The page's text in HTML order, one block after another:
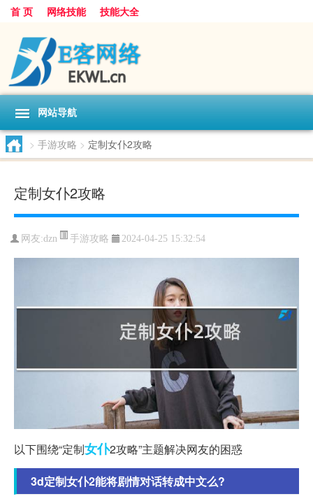
首 页 网络技能 技能大全
网站导航
> 手游攻略 > 定制女仆2攻略
定制女仆2攻略
网友:dzn 手游攻略 2024-04-25 15:32:54
以下围绕“定制女仆2攻略”主题解决网友的困惑
3d定制女仆2能将剧情对话转成中文么?